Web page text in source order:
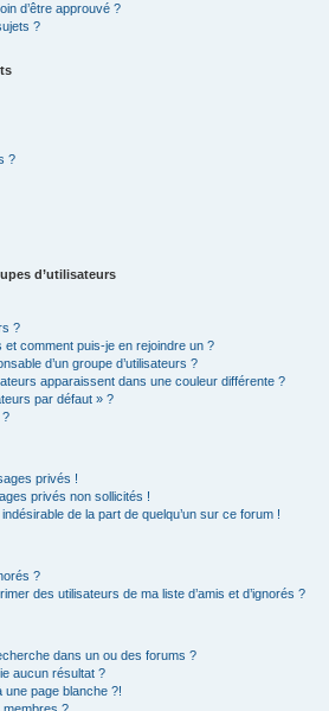
d’être approuvé ?
?
?
d’utilisateurs
?
et comment puis-je en rejoindre un ?
d’un groupe d’utilisateurs ?
apparaissent dans une couleur différente ?
par défaut » ?
?
privés !
privés non sollicités !
de la part de quelqu’un sur ce forum !
?
des utilisateurs de ma liste d’amis et d’ignorés ?
dans un ou des forums ?
aucun résultat ?
une page blanche ?!